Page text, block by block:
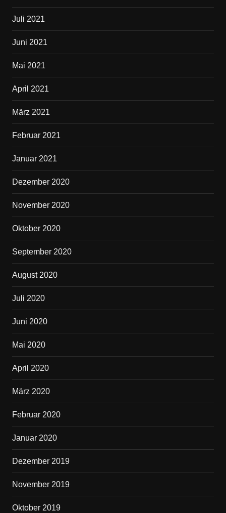
Juli 2021
Juni 2021
Mai 2021
April 2021
März 2021
Februar 2021
Januar 2021
Dezember 2020
November 2020
Oktober 2020
September 2020
August 2020
Juli 2020
Juni 2020
Mai 2020
April 2020
März 2020
Februar 2020
Januar 2020
Dezember 2019
November 2019
Oktober 2019